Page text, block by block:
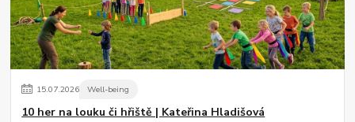
15.07.2026 Well-being
10 her na louku či hřiště | Kateřina Hladišová